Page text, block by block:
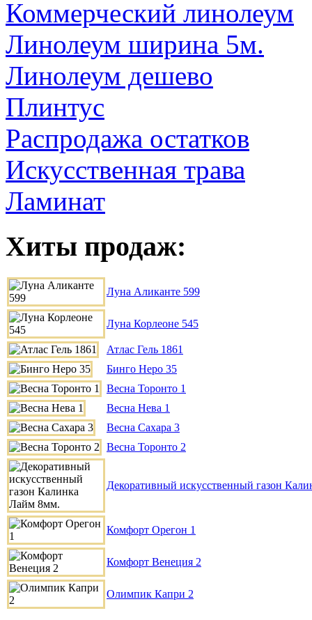
Коммерческий линолеум
Линолеум ширина 5м.
Линолеум дешево
Плинтус
Распродажа остатков
Искусственная трава
Ламинат
Хиты продаж:
Луна Аликанте 599
Луна Корлеоне 545
Атлас Гель 1861
Бинго Неро 35
Весна Торонто 1
Весна Нева 1
Весна Сахара 3
Весна Торонто 2
Декоративный искусственный газон
Комфорт Орегон 1
Комфорт Венеция 2
Олимпик Капри 2